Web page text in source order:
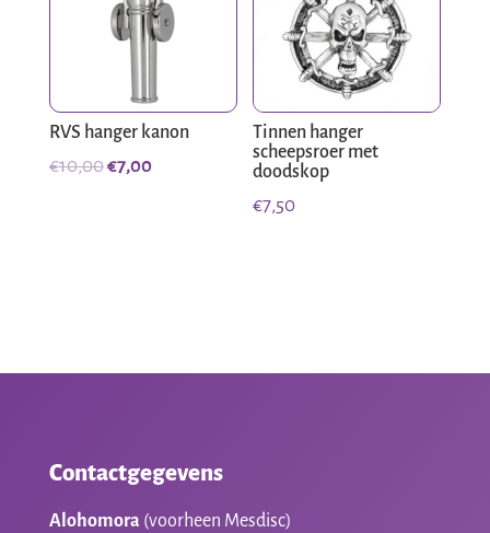
RVS hanger kanon
€10,00Oorspronkelijke
€7,00Huidige
Tinnen hanger
scheepsroer met
doodskop
€7,50
Contactgegevens
Alohomora (voorheen Mesdisc)